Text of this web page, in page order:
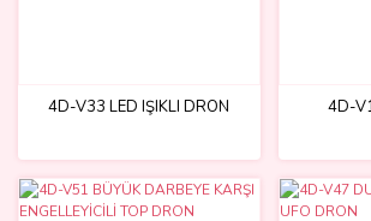
4D-V33 LED IŞIKLI DRON 4D-